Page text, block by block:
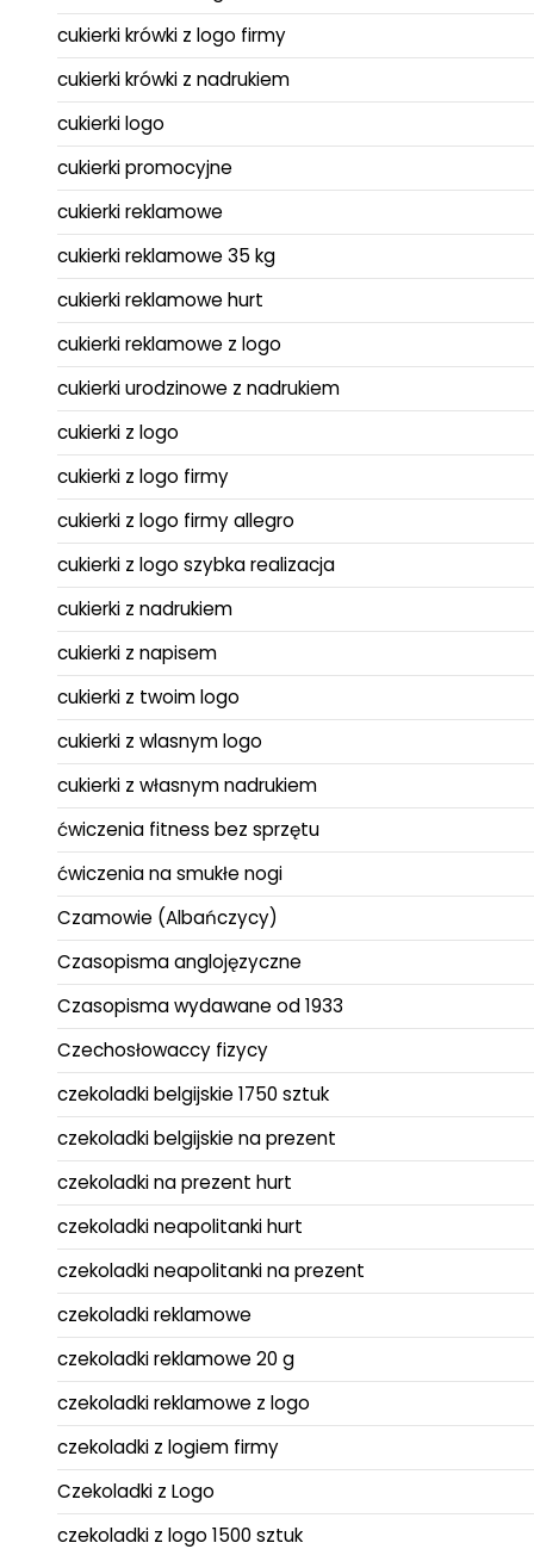
cukierki krówki z logo firmy
cukierki krówki z nadrukiem
cukierki logo
cukierki promocyjne
cukierki reklamowe
cukierki reklamowe 35 kg
cukierki reklamowe hurt
cukierki reklamowe z logo
cukierki urodzinowe z nadrukiem
cukierki z logo
cukierki z logo firmy
cukierki z logo firmy allegro
cukierki z logo szybka realizacja
cukierki z nadrukiem
cukierki z napisem
cukierki z twoim logo
cukierki z wlasnym logo
cukierki z własnym nadrukiem
ćwiczenia fitness bez sprzętu
ćwiczenia na smukłe nogi
Czamowie (Albańczycy)
Czasopisma anglojęzyczne
Czasopisma wydawane od 1933
Czechosłowaccy fizycy
czekoladki belgijskie 1750 sztuk
czekoladki belgijskie na prezent
czekoladki na prezent hurt
czekoladki neapolitanki hurt
czekoladki neapolitanki na prezent
czekoladki reklamowe
czekoladki reklamowe 20 g
czekoladki reklamowe z logo
czekoladki z logiem firmy
Czekoladki z Logo
czekoladki z logo 1500 sztuk